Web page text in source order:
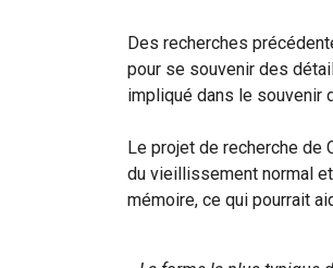
Des recherches
pour se souvenir des
impliqué dans le souvenir
Le projet de recherche de
du vieillissement normal
mémoire, ce qui pourrait